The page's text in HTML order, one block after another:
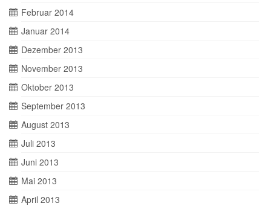
Februar 2014
Januar 2014
Dezember 2013
November 2013
Oktober 2013
September 2013
August 2013
Juli 2013
Juni 2013
Mai 2013
April 2013